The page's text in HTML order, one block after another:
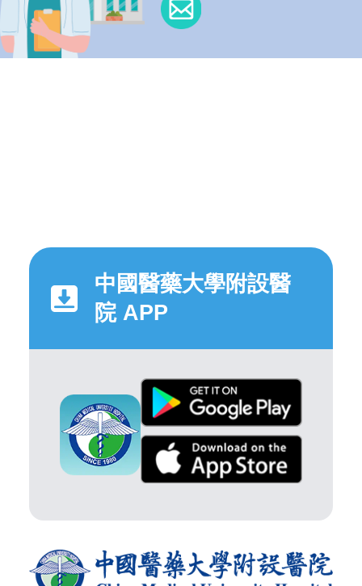
中國醫藥大學附設醫
院 APP